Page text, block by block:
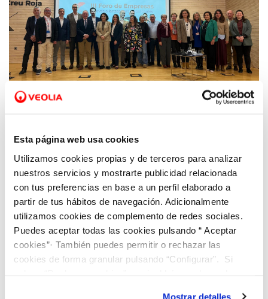
Esta página web usa cookies
Utilizamos cookies propias y de terceros para analizar
nuestros servicios y mostrarte publicidad relacionada
con tus preferencias en base a un perfil elaborado a
partir de tus hábitos de navegación. Adicionalmente
utilizamos cookies de complemento de redes sociales.
Puedes aceptar todas las cookies pulsando “ Aceptar
cookies”· También puedes permitir o rechazar las
cookies de forma granular pulsando “Configurar”. Si
Mostrar detalles
06 MAR 2025
conclusiones del III Foro de Empresas que
inciden en la necesidad de reforzar la
colaboración entre el sector público y
privado